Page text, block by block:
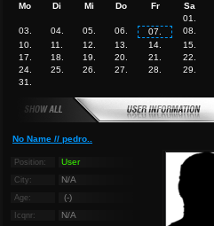
Mo Di Mi Do Fr Sa
01.
03.
04. 05. 06. 07. 08.
10.
11. 12. 13. 14. 15.
17.
18. 19. 20. 21. 22.
24.
25. 26. 27. 28. 29.
31.
No Name // pedro..
Position: User
City: N/A
Age: (-)
Icqnr: N/A